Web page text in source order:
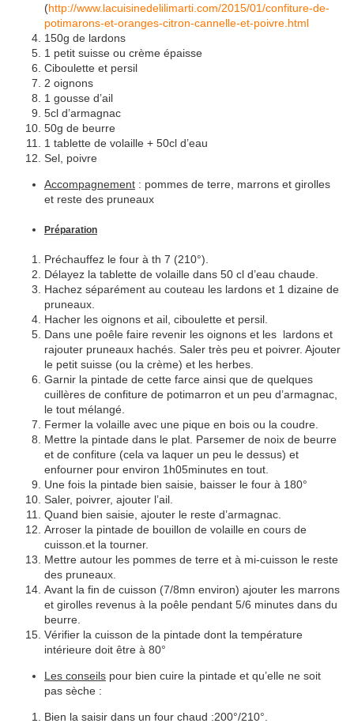
(http://www.lacuisinedelilimarti.com/2015/01/confiture-de-
potimarons-et-oranges-citron-cannelle-et-poivre.html
150g de lardons
1 petit suisse ou crème épaisse
Ciboulette et persil
2 oignons
1 gousse d’ail
5cl d’armagnac
50g de beurre
1 tablette de volaille + 50cl d’eau
Sel, poivre
Accompagnement : pommes de terre, marrons et girolles
et reste des pruneaux
Préparation
Préchauffez le four à th 7 (210°).
Délayez la tablette de volaille dans 50 cl d’eau chaude.
Hachez séparément au couteau les lardons et 1 dizaine de
pruneaux.
Hacher les oignons et ail, ciboulette et persil.
Dans une poêle faire revenir les oignons et les lardons et
rajouter pruneaux hachés. Saler très peu et poivrer. Ajouter
le petit suisse (ou la crème) et les herbes.
Garnir la pintade de cette farce ainsi que de quelques
cuillères de confiture de potimarron et un peu d’armagnac,
le tout mélangé.
Fermer la volaille avec une pique en bois ou la coudre.
Mettre la pintade dans le plat. Parsemer de noix de beurre
et de confiture (cela va laquer un peu le dessus) et
enfourner pour environ 1h05minutes en tout.
Une fois la pintade bien saisie, baisser le four à 180°
Saler, poivrer, ajouter l’ail.
Quand bien saisie, ajouter le reste d’armagnac.
Arroser la pintade de bouillon de volaille en cours de
cuisson.et la tourner.
Mettre autour les pommes de terre et à mi-cuisson le reste
des pruneaux.
Avant la fin de cuisson (7/8mn environ) ajouter les marrons
et girolles revenus à la poêle pendant 5/6 minutes dans du
beurre.
Vérifier la cuisson de la pintade dont la température
intérieure doit être à 80°
Les conseils pour bien cuire la pintade et qu’elle ne soit
pas sèche :
Bien la saisir dans un four chaud :200°/210°.